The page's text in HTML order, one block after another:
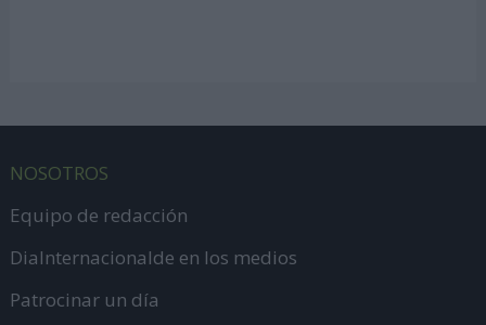
NOSOTROS
Equipo de redacción
DiaInternacionalde en los medios
Patrocinar un día